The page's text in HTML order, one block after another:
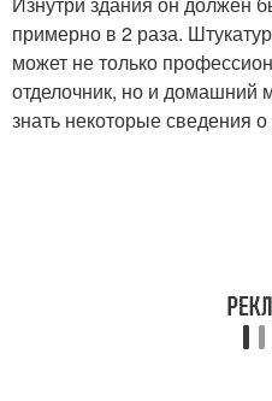
примерно в 2 раза.
может не только
отделочник, но и домашний
знать некоторые сведения